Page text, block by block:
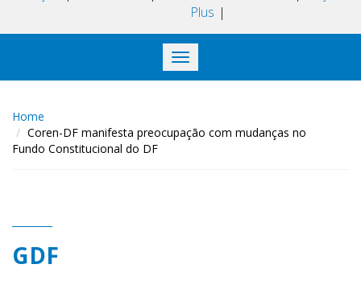
Plus
Toggle
navigation
Home
Coren-DF manifesta preocupação com mudanças no
Fundo Constitucional do DF
GDF